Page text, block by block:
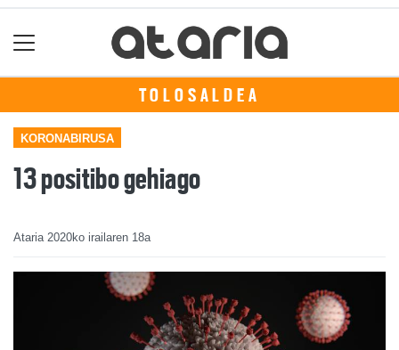
TOLOSALDEA
KORONABIRUSA
13 positibo gehiago
Ataria 2020ko irailaren 18a